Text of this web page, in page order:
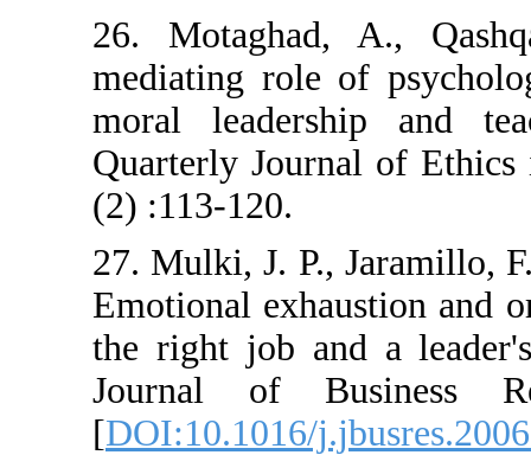
26.
mediating role
moral
Quarterly
(2) :113-120.
27. Mulki, J. P.,
Emotional
the right job
Journal of
[DOI:10.1016/